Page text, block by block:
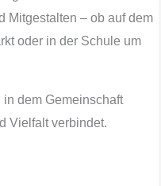
Mitgestalten – ob auf dem
oder in der Schule um
dem Gemeinschaft
Vielfalt verbindet.
Unterstützung
Technik bis zu kleinen
möchten